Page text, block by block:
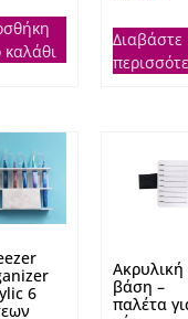
καλάθι
Διαβάστε
6
Ακρυλική
βάση –
παλέτα